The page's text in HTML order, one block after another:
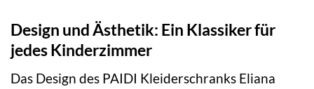
Design und Ästhetik: Ein Klassiker für
jedes Kinderzimmer
Das Design des PAIDI Kleiderschranks Eliana